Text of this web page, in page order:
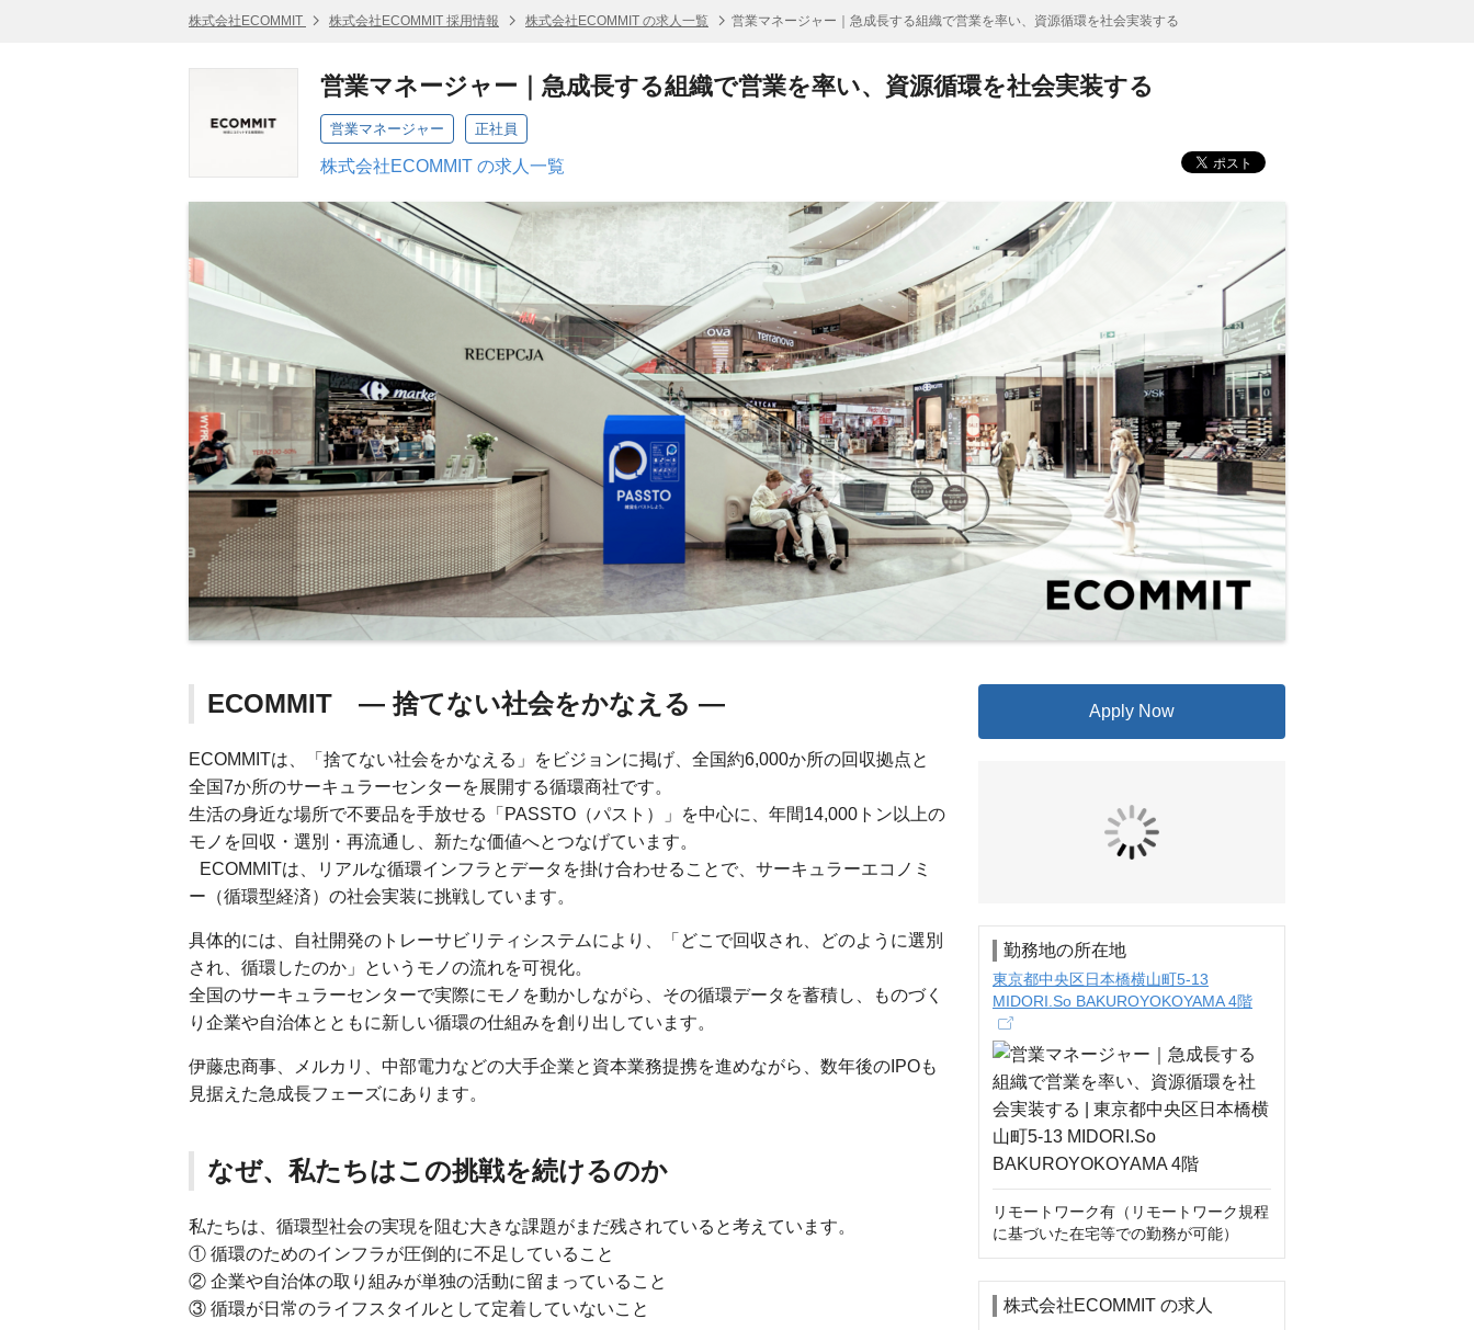
株式会社ECOMMIT 株式会社ECOMMIT 採用情報 株式会社ECOMMIT の求人一覧 営業マネージャー｜急成長する組織で営業を率い、資源循環を社会実装する
営業マネージャー｜急成長する組織で営業を率い、資源循環を社会実装する
営業マネージャー 正社員
株式会社ECOMMIT の求人一覧
ECOMMIT — 捨てない社会をかなえる —
ECOMMITは、「捨てない社会をかなえる」をビジョンに掲げ、全国約6,000か所の回収拠点と
全国7か所のサーキュラーセンターを展開する循環商社です。
生活の身近な場所で不要品を手放せる「PASSTO（パスト）」を中心に、年間14,000トン以上の
モノを回収・選別・再流通し、新たな価値へとつなげています。
ECOMMITは、リアルな循環インフラとデータを掛け合わせることで、サーキュラーエコノミ
ー（循環型経済）の社会実装に挑戦しています。
具体的には、自社開発のトレーサビリティシステムにより、「どこで回収され、どのように選別
され、循環したのか」というモノの流れを可視化。
全国のサーキュラーセンターで実際にモノを動かしながら、その循環データを蓄積し、ものづく
り企業や自治体とともに新しい循環の仕組みを創り出しています。
伊藤忠商事、メルカリ、中部電力などの大手企業と資本業務提携を進めながら、数年後のIPOも
見据えた急成長フェーズにあります。
なぜ、私たちはこの挑戦を続けるのか
私たちは、循環型社会の実現を阻む大きな課題がまだ残されていると考えています。
① 循環のためのインフラが圧倒的に不足していること
② 企業や自治体の取り組みが単独の活動に留まっていること
③ 循環が日常のライフスタイルとして定着していないこと
Apply Now
勤務地の所在地
東京都中央区日本橋横山町5-13
MIDORI.So BAKUROYOKOYAMA 4階
リモートワーク有（リモートワーク規程
に基づいた在宅等での勤務が可能）
株式会社ECOMMIT の求人